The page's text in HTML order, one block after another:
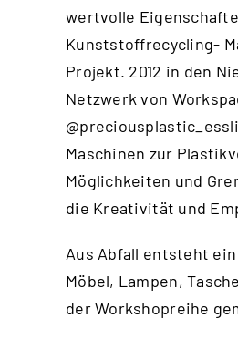
wertvolle
Kunststoffrecycling-
Projekt. 2012 in den
Netzwerk von
Maschinen zur
Möglichkeiten und
die Kreativität und
Aus Abfall entsteht
Möbel, Lampen,
der Workshopreihe